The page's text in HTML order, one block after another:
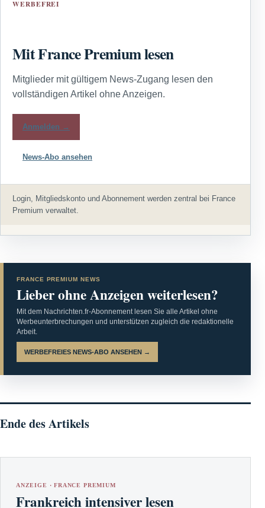
WERBEFREI
Mit France Premium lesen
Mitglieder mit gültigem News-Zugang lesen den
vollständigen Artikel ohne Anzeigen.
Anmelden →
News-Abo ansehen
Login, Mitgliedskonto und Abonnement werden zentral bei France
Premium verwaltet.
FRANCE PREMIUM NEWS
Lieber ohne Anzeigen weiterlesen?
Mit dem Nachrichten.fr-Abonnement lesen Sie alle Artikel ohne
Werbeunterbrechungen und unterstützen zugleich die redaktionelle
Arbeit.
WERBEFREIES NEWS-ABO ANSEHEN →
Ende des Artikels
ANZEIGE · FRANCE PREMIUM
Frankreich intensiver lesen